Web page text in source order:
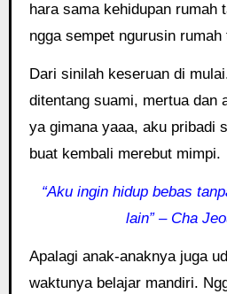
hara sama kehidupan rumah
ngga sempet ngurusin rumah
Dari sinilah keseruan di
ditentang suami, mertua dan
ya gimana yaaa, aku pribadi
buat kembali merebut mimpi.
“Aku ingin hidup bebas
lain” – Cha
Apalagi anak-anaknya juga
waktunya belajar mandiri.